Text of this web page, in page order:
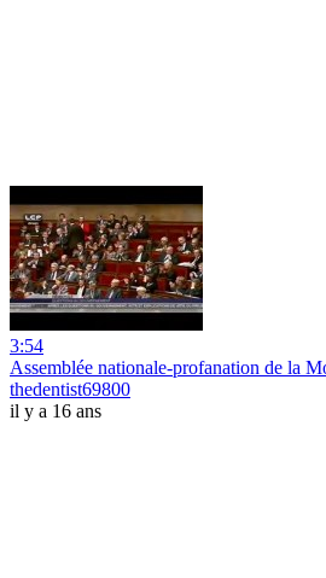
3:54
Assemblée nationale-profanation de la
thedentist69800
il y a 16 ans